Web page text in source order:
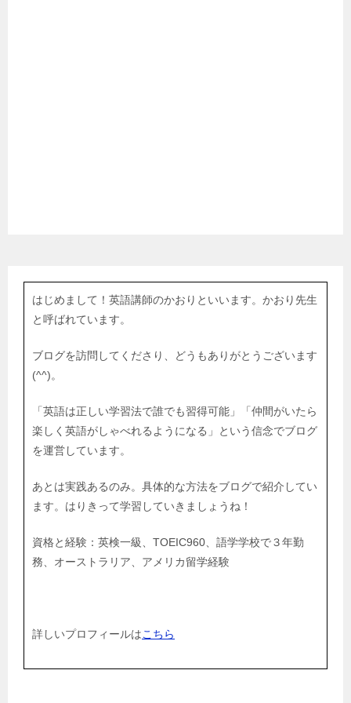
はじめまして！英語講師のかおりといいます。かおり先生
と呼ばれています。
ブログを訪問してくださり、どうもありがとうございます
(^^)。
「英語は正しい学習法で誰でも習得可能」「仲間がいたら
楽しく英語がしゃべれるようになる」という信念でブログ
を運営しています。
あとは実践あるのみ。具体的な方法をブログで紹介してい
ます。はりきって学習していきましょうね！
資格と経験：英検一級、TOEIC960、語学学校で３年勤
務、オーストラリア、アメリカ留学経験
詳しいプロフィールはこちら